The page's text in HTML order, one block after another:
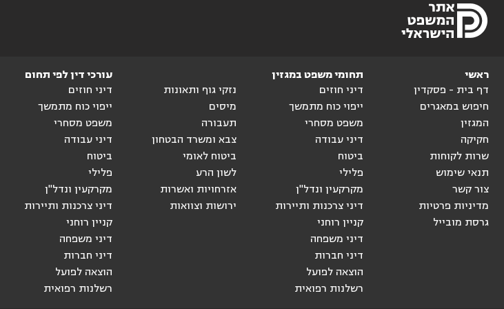
ראשי
דף בית - פסקדין
חיפוש במאגרים
המגזין
חקיקה
שרות לקוחות
תנאי שימוש
צור קשר
מדיניות פרטיות
גרסת מובייל
תחומי משפט במגזין
דיני חוזים
ייפוי כוח מתמשך
משפט מסחרי
דיני עבודה
ביטוח
פלילי
מקרקעין ונדל"ן
דיני צרכנות ותיירות
קניין רוחני
דיני משפחה
דיני חברות
הוצאה לפועל
רשלנות רפואית
נזקי גוף ותאונות
מיסים
תעבורה
צבא ומשרד הבטחון
ביטוח לאומי
לשון הרע
אזרחויות ואשרות
ירושות וצוואות
עורכי דין לפי תחום
דיני חוזים
ייפוי כוח מתמשך
משפט מסחרי
דיני עבודה
ביטוח
פלילי
מקרקעין ונדל"ן
דיני צרכנות ותיירות
קניין רוחני
דיני משפחה
דיני חברות
הוצאה לפועל
רשלנות רפואית